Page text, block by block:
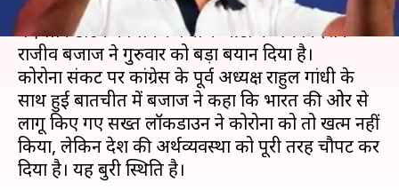
कोरोना वायरस के प्रसार को रोकने के लिए देश में लागू किए
गए लॉकडाउन को लेकर बजाज ऑटो के प्रबंध निदेशक
राजीव बजाज ने गुरुवार को बड़ा बयान दिया है।
कोरोना संकट पर कांग्रेस के पूर्व अध्यक्ष राहुल गांधी के
साथ हुई बातचीत में बजाज ने कहा कि भारत की ओर से
लागू किए गए सख्त लॉकडाउन ने कोरोना को तो खत्म नहीं
किया, लेकिन देश की अर्थव्यवस्था को पूरी तरह चौपट कर